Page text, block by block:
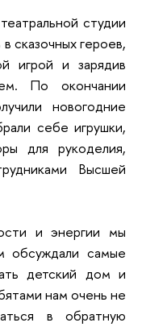
студии
сказочных героев,
игрой и зарядив
По окончании
новогодние
себе игрушки,
для рукоделия,
Высшей
и энергии мы
обсуждали самые
детский дом и
нам очень не
в обратную